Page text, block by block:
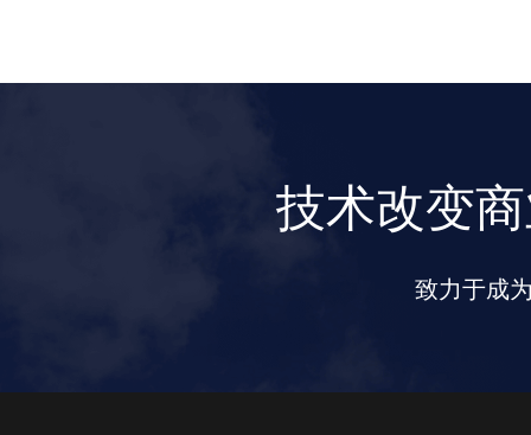
技术改变
致力于成